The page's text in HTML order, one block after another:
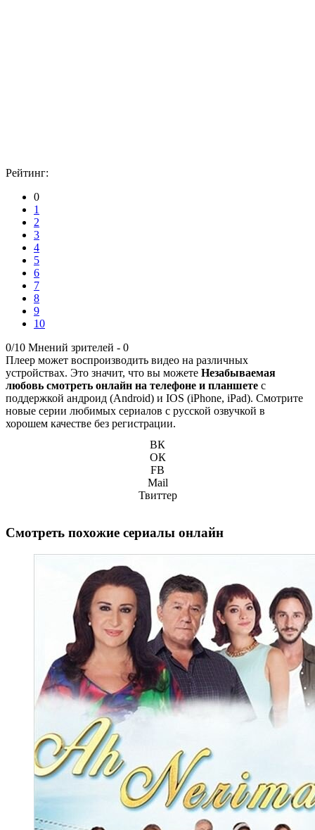
Рейтинг:
0
1
2
3
4
5
6
7
8
9
10
0/10 Мнений зрителей - 0
Плеер может воспроизводить видео на различных
устройствах. Это значит, что вы можете Незабываемая
любовь смотреть онлайн на телефоне и планшете с
поддержкой андроид (Android) и IOS (iPhone, iPad). Смотрите
новые серии любимых сериалов с русской озвучкой в
хорошем качестве без регистрации.
ВК
ОК
FB
Mail
Твиттер
Смотреть похожие сериалы онлайн